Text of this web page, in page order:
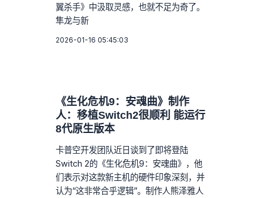
翼杀手》中汲取灵感，也就不足为奇了。
隼龙与新
2026-01-16 05:45:03
《生化危机9：安魂曲》制作
人：移植Switch2很顺利 能运行
8代原生版本
卡普空开发团队近日谈到了即将登陆
Switch 2的《生化危机9：安魂曲》，他
们表示对这款新主机的硬件印象深刻，并
认为“这非常合乎逻辑”。制作人熊泽雅人